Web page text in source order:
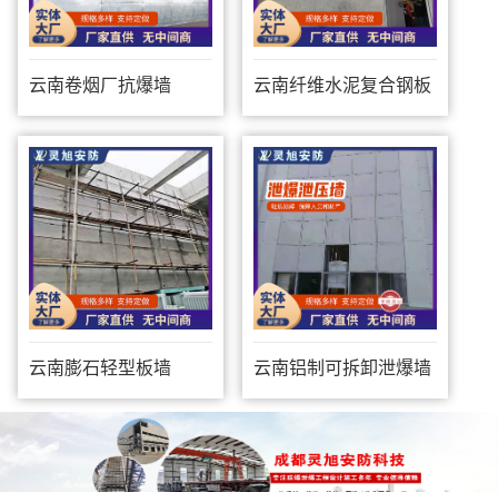
云南卷烟厂抗爆墙 云南纤维水泥复合钢板
防爆墙
云南膨石轻型板墙 云南铝制可拆卸泄爆墙